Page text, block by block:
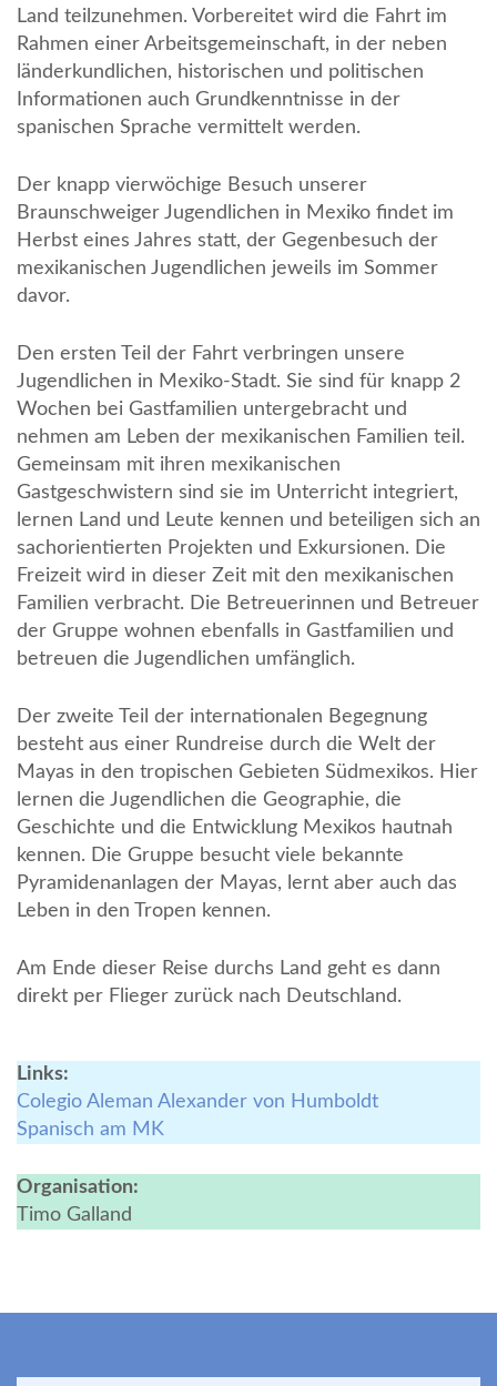
Land teilzunehmen. Vorbereitet wird die Fahrt im
Rahmen einer Arbeitsgemeinschaft, in der neben
länderkundlichen, historischen und politischen
Informationen auch Grundkenntnisse in der
spanischen Sprache vermittelt werden.
Der knapp vierwöchige Besuch unserer
Braunschweiger Jugendlichen in Mexiko findet im
Herbst eines Jahres statt, der Gegenbesuch der
mexikanischen Jugendlichen jeweils im Sommer
davor.
Den ersten Teil der Fahrt verbringen unsere
Jugendlichen in Mexiko-Stadt. Sie sind für knapp 2
Wochen bei Gastfamilien untergebracht und
nehmen am Leben der mexikanischen Familien teil.
Gemeinsam mit ihren mexikanischen
Gastgeschwistern sind sie im Unterricht integriert,
lernen Land und Leute kennen und beteiligen sich an
sachorientierten Projekten und Exkursionen. Die
Freizeit wird in dieser Zeit mit den mexikanischen
Familien verbracht. Die Betreuerinnen und Betreuer
der Gruppe wohnen ebenfalls in Gastfamilien und
betreuen die Jugendlichen umfänglich.
Der zweite Teil der internationalen Begegnung
besteht aus einer Rundreise durch die Welt der
Mayas in den tropischen Gebieten Südmexikos. Hier
lernen die Jugendlichen die Geographie, die
Geschichte und die Entwicklung Mexikos hautnah
kennen. Die Gruppe besucht viele bekannte
Pyramidenanlagen der Mayas, lernt aber auch das
Leben in den Tropen kennen.
Am Ende dieser Reise durchs Land geht es dann
direkt per Flieger zurück nach Deutschland.
Links:
Colegio Aleman Alexander von Humboldt
Spanisch am MK
Organisation:
Timo Galland